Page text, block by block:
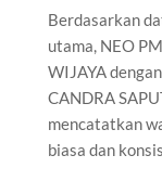
Berdasarkan
utama, NEO
WIJAYA
CANDRA
mencatatkan
biasa dan